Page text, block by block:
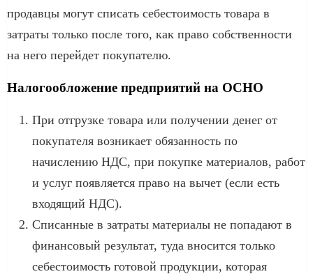
продавцы могут списать себестоимость товара в
затраты только после того, как право собственности
на него перейдет покупателю.
Налогообложение предприятий на ОСНО
При отгрузке товара или получении денег от
покупателя возникает обязанность по
начислению НДС, при покупке материалов, работ
и услуг появляется право на вычет (если есть
входящий НДС).
Списанные в затраты материалы не попадают в
финансовый результат, туда вносится только
себестоимость готовой продукции, которая